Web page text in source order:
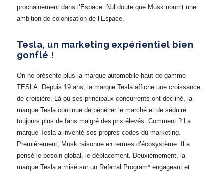
prochainement dans l’Espace. Nul doute que Musk nourrit une
ambition de colonisation de l’Espace.
Tesla, un marketing expérientiel bien
gonflé !
On ne présente plus la marque automobile haut de gamme
TESLA. Depuis 19 ans, la marque Tesla affiche une croissance
de croisière. Là où ses principaux concurrents ont décliné, la
marque Tesla continue de pénétrer le marché et de séduire
toujours plus de fans malgré des prix élevés. Comment ? La
marque Tesla a inventé ses propres codes du marketing.
Premièrement, Musk raisonne en termes d’écosystème. Il a
pensé le besoin global, le déplacement. Deuxièmement, la
marque Tesla a misé sur un Referral Program* engageant et